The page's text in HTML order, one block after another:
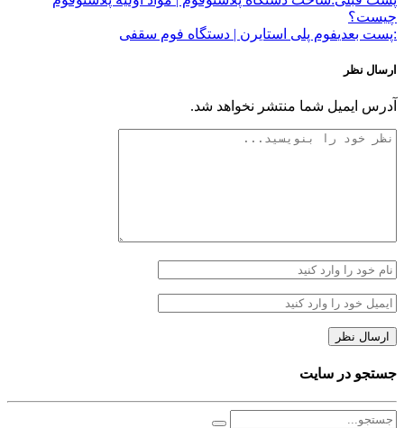
چیست؟
:پست بعدیفوم‌ پلی استایرن | دستگاه فوم سقفی
ارسال نظر
آدرس ایمیل شما منتشر نخواهد شد.
جستجو در سایت